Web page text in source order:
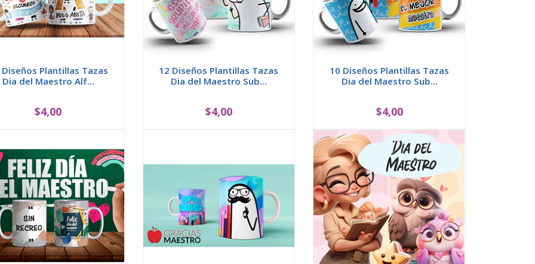
Plantillas Tazas
Dia del Maestro Alf...
$4,00
12 Diseños Plantillas Tazas
Dia del Maestro Sub...
$4,00
10 Diseños Plantillas Tazas
Dia del Maestro Sub...
$4,00